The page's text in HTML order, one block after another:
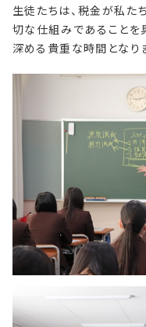
生徒たちは、税金が私た
切な仕組みであることを
深める貴重な時間となり